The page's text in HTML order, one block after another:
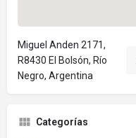
Miguel Anden 2171,
R8430 El Bolsón, Río
Negro, Argentina
Categorías